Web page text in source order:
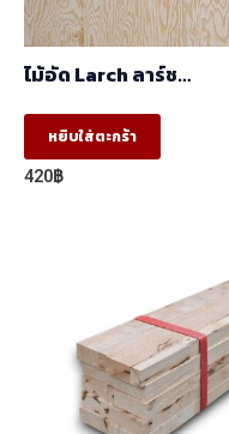
ไม้อัด Larch ลาร์ช
หยิบใส่ตะกร้า
420฿